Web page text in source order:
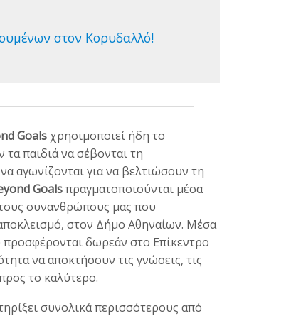
στον Κορυδαλλό!
Goalsχρησιμοποιεί ήδη το
παιδιά να σέβονται τη
αγωνίζονται για να βελτιώσουν τη
Goalsπραγματοποιoύνται μέσα
συνανθρώπους μας που
στον Δήμο Αθηναίων. Μέσα
δωρεάν στο Επίκεντρο
να αποκτήσουν τις γνώσεις, τις
το καλύτερο.
συνολικά περισσότερους από